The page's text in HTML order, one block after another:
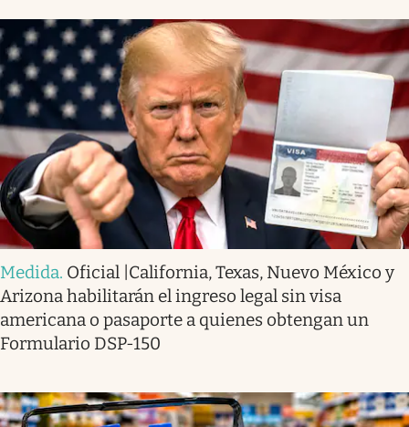
Medida. Oficial |California, Texas, Nuevo México y
Arizona habilitarán el ingreso legal sin visa
americana o pasaporte a quienes obtengan un
Formulario DSP-150